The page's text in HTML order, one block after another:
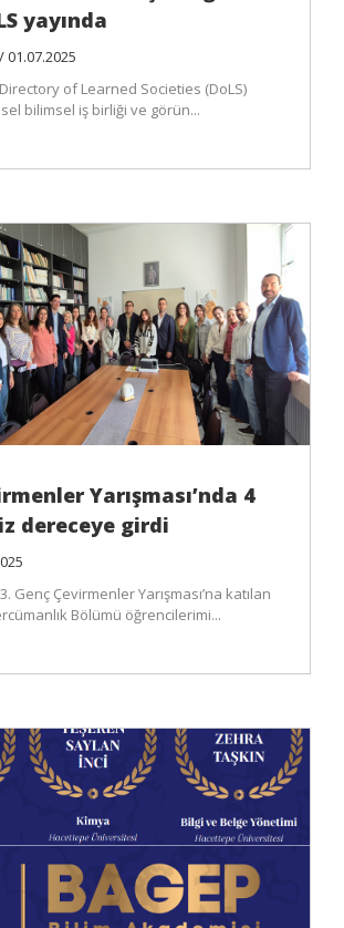
yayında
01.07.2025
of Learned Societies (DoLS)
bilimsel iş birliği ve görün...
Yarışması’nda 4
dereceye girdi
Genç Çevirmenler Yarışması’na katılan
Bölümü öğrencilerimi...